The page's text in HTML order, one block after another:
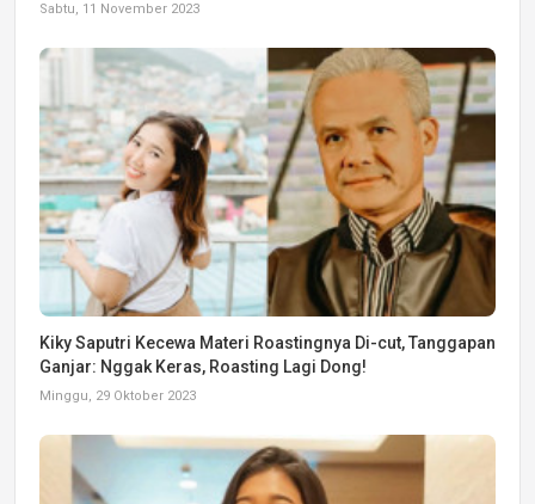
Sabtu, 11 November 2023
Kiky Saputri Kecewa Materi Roastingnya Di-cut, Tanggapan
Ganjar: Nggak Keras, Roasting Lagi Dong!
Minggu, 29 Oktober 2023